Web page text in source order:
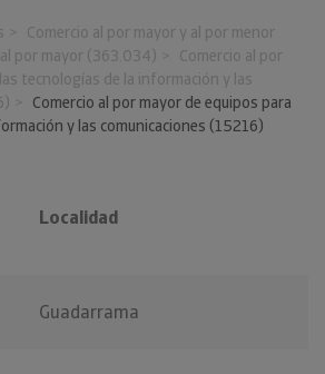
Comercio al por mayor y al por menor
por mayor (363.034)
Comercio al por
tecnologías de la información y las
Comercio al por mayor de equipos para
y las comunicaciones (15216)
Localidad
Guadarrama